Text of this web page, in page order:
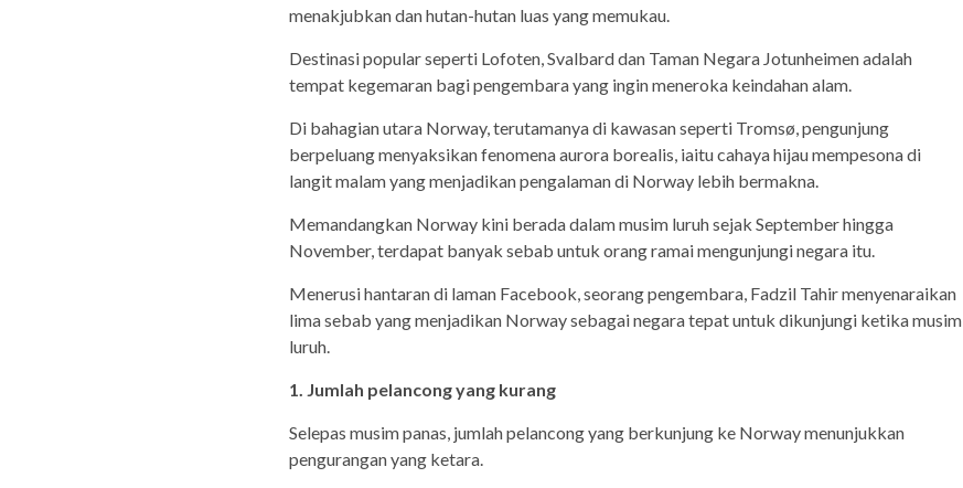
menakjubkan dan hutan-hutan luas yang memukau.
Destinasi popular seperti Lofoten, Svalbard dan Taman Negara Jotunheimen adalah
tempat kegemaran bagi pengembara yang ingin meneroka keindahan alam.
Di bahagian utara Norway, terutamanya di kawasan seperti Tromsø, pengunjung
berpeluang menyaksikan fenomena aurora borealis, iaitu cahaya hijau mempesona di
langit malam yang menjadikan pengalaman di Norway lebih bermakna.
Memandangkan Norway kini berada dalam musim luruh sejak September hingga
November, terdapat banyak sebab untuk orang ramai mengunjungi negara itu.
Menerusi hantaran di laman Facebook, seorang pengembara, Fadzil Tahir menyenaraikan
lima sebab yang menjadikan Norway sebagai negara tepat untuk dikunjungi ketika musim
luruh.
1. Jumlah pelancong yang kurang
Selepas musim panas, jumlah pelancong yang berkunjung ke Norway menunjukkan
pengurangan yang ketara.